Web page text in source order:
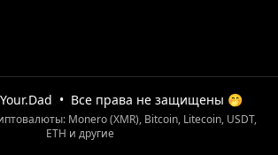
• Все права не защищены 🤭
Monero (XMR), Bitcoin, Litecoin, USDT,
ETH и другие